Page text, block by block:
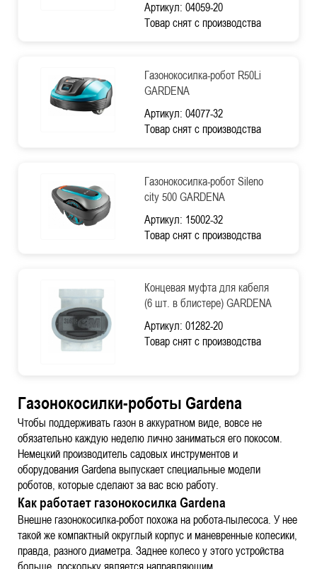
Артикул: 04059-20
Товар снят с производства
Газонокосилка-робот R50Li
GARDENA
Артикул: 04077-32
Товар снят с производства
Газонокосилка-робот Sileno
city 500 GARDENA
Артикул: 15002-32
Товар снят с производства
Концевая муфта для кабеля
(6 шт. в блистере) GARDENA
Артикул: 01282-20
Товар снят с производства
Газонокосилки-роботы Gardena
Чтобы поддерживать газон в аккуратном виде, вовсе не
обязательно каждую неделю лично заниматься его покосом.
Немецкий производитель садовых инструментов и
оборудования Gardena выпускает специальные модели
роботов, которые сделают за вас всю работу.
Как работает газонокосилка Gardena
Внешне газонокосилка-робот похожа на робота-пылесоса. У нее
такой же компактный округлый корпус и маневренные колесики,
правда, разного диаметра. Заднее колесо у этого устройства